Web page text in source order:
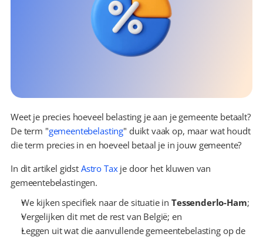
Weet je precies hoeveel belasting je aan je gemeente betaalt?
De term "gemeentebelasting" duikt vaak op, maar wat houdt
die term precies in en hoeveel betaal je in jouw gemeente?
In dit artikel gidst Astro Tax je door het kluwen van
gemeentebelastingen.
We kijken specifiek naar de situatie in Tessenderlo-Ham;
Vergelijken dit met de rest van België; en
Leggen uit wat die aanvullende gemeentebelasting op de